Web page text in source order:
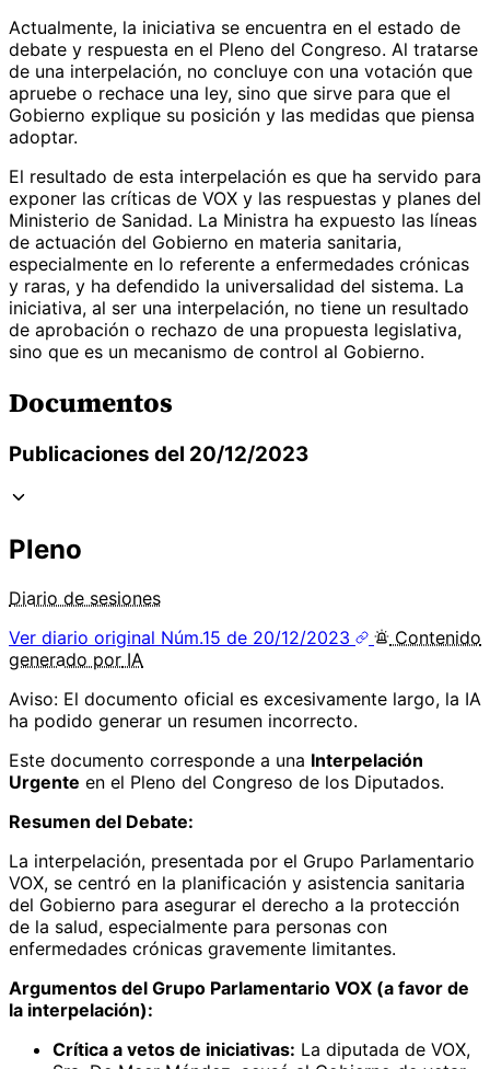
Actualmente, la iniciativa se encuentra en el estado de
debate y respuesta en el Pleno del Congreso. Al tratarse
de una interpelación, no concluye con una votación que
apruebe o rechace una ley, sino que sirve para que el
Gobierno explique su posición y las medidas que piensa
adoptar.
El resultado de esta interpelación es que ha servido para
exponer las críticas de VOX y las respuestas y planes del
Ministerio de Sanidad. La Ministra ha expuesto las líneas
de actuación del Gobierno en materia sanitaria,
especialmente en lo referente a enfermedades crónicas
y raras, y ha defendido la universalidad del sistema. La
iniciativa, al ser una interpelación, no tiene un resultado
de aprobación o rechazo de una propuesta legislativa,
sino que es un mecanismo de control al Gobierno.
Documentos
Publicaciones del 20/12/2023
Pleno
Diario de sesiones
Ver diario original Núm.15 de 20/12/2023
Contenido
generado por IA
Aviso: El documento oficial es excesivamente largo, la IA
ha podido generar un resumen incorrecto.
Este documento corresponde a una Interpelación
Urgente en el Pleno del Congreso de los Diputados.
Resumen del Debate:
La interpelación, presentada por el Grupo Parlamentario
VOX, se centró en la planificación y asistencia sanitaria
del Gobierno para asegurar el derecho a la protección
de la salud, especialmente para personas con
enfermedades crónicas gravemente limitantes.
Argumentos del Grupo Parlamentario VOX (a favor de
la interpelación):
Crítica a vetos de iniciativas: La diputada de VOX,